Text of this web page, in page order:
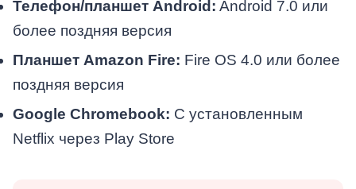
Телефон/планшет Android: Android 7.0 или
более поздняя версия
Планшет Amazon Fire: Fire OS 4.0 или более
поздняя версия
Google Chromebook: С установленным
Netflix через Play Store